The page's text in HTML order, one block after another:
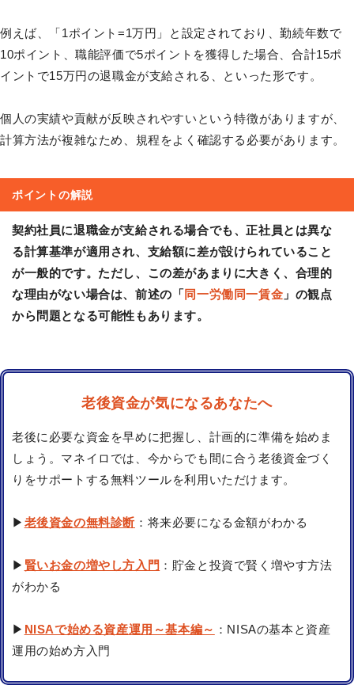
例えば、「1ポイント=1万円」と設定されており、勤続年数で
10ポイント、職能評価で5ポイントを獲得した場合、合計15ポ
イントで15万円の退職金が支給される、といった形です。
個人の実績や貢献が反映されやすいという特徴がありますが、
計算方法が複雑なため、規程をよく確認する必要があります。
ポイントの解説
契約社員に退職金が支給される場合でも、正社員とは異な
る計算基準が適用され、支給額に差が設けられていること
が一般的です。ただし、この差があまりに大きく、合理的
な理由がない場合は、前述の「 同一労働同一賃金 」の観点
から問題となる可能性もあります。
老後資金が気になるあなたへ
老後に必要な資金を早めに把握し、計画的に準備を始めま
しょう。マネイロでは、今からでも間に合う老後資金づく
りをサポートする無料ツールを利用いただけます。
▶ 老後資金の無料診断 ：将来必要になる金額がわかる
▶ 賢いお金の増やし方入門 ：貯金と投資で賢く増やす方法
がわかる
▶ NISAで始める資産運用～基本編～ ：NISAの基本と資産
運用の始め方入門